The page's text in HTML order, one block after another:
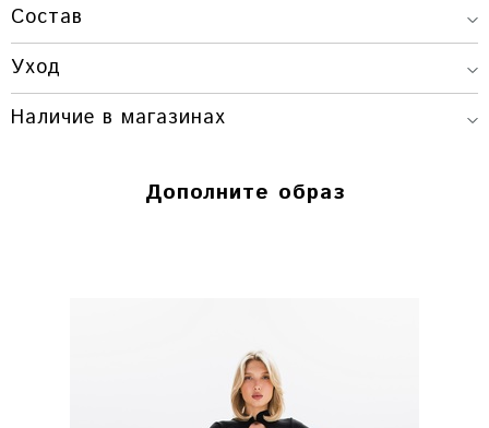
РАЗМЕР
XS-S
СМ.
СМ.
64-72
96-104
Состав
Уход
Наличие в магазинах
Г. КРАСНОЯРСК, ПР. МИРА, 80 / УЛ.
Дополните образ